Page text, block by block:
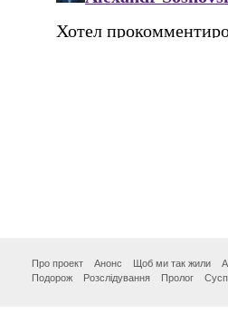
Про проект Анонс Щоб ми так жили
Подорож
Розслідування Пролог